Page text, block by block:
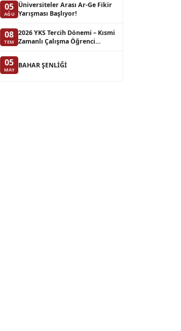
05
AĞU
Üniversiteler Arası Ar-Ge Fikir
Yarışması Başlıyor!
08
TEM
2026 YKS Tercih Dönemi – Kısmi
Zamanlı Çalışma Öğrenci
05
MAY
BAHAR ŞENLİĞİ